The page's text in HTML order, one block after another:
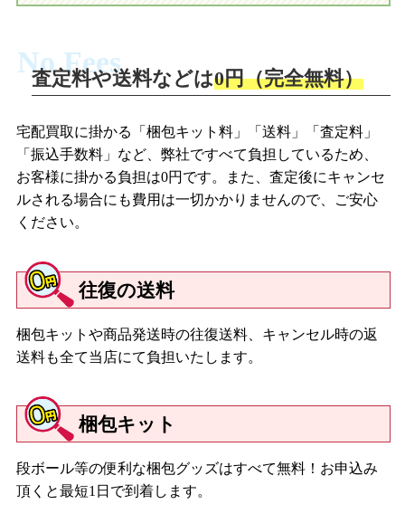
No Fees
査定料や送料などは0円（完全無料）
宅配買取に掛かる「梱包キット料」「送料」「査定料」
「振込手数料」など、弊社ですべて負担しているため、
お客様に掛かる負担は0円です。また、査定後にキャンセ
ルされる場合にも費用は一切かかりませんので、ご安心
ください。
往復の送料
梱包キットや商品発送時の往復送料、キャンセル時の返
送料も全て当店にて負担いたします。
梱包キット
段ボール等の便利な梱包グッズはすべて無料！お申込み
頂くと最短1日で到着します。